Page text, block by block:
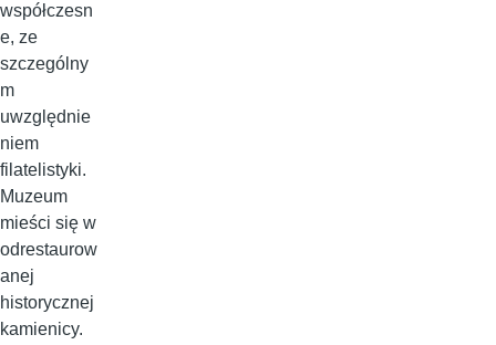
współczesn
e, ze
szczególny
m
uwzględnie
niem
filatelistyki.
Muzeum
mieści się w
odrestaurow
anej
historycznej
kamienicy.